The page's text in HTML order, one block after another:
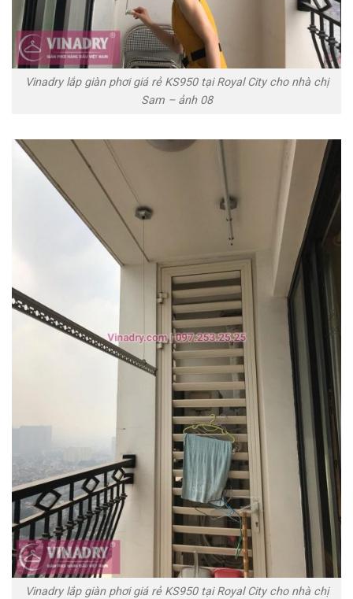
Vinadry lắp giàn phơi giá rẻ KS950 tại Royal City cho nhà chị
Sam – ảnh 08
Vinadry lắp giàn phơi giá rẻ KS950 tại Royal City cho nhà chị